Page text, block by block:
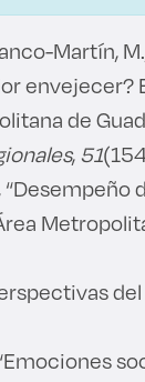
Martín,
envejecer?
de
,51
“Emociones